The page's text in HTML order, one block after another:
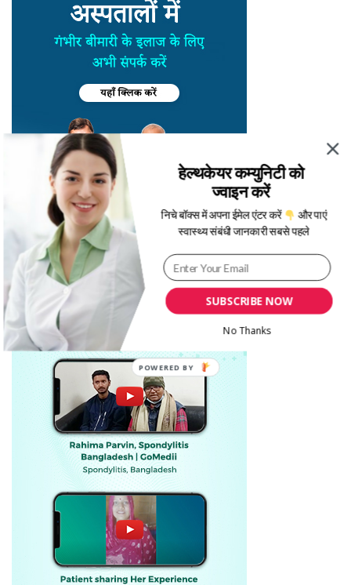
SUBSCRIBE NOW
हेल्थकेयर कम्युनिटी को
ज्वाइन करें
निचे बॉक्स में अपना ईमेल एंटर करें
और पाएं
स्वास्थ्य संबंधी जानकारी सबसे पहले
No Thanks
POWERED BY